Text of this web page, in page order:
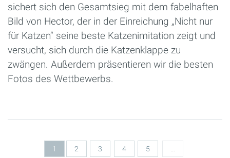
sichert sich den Gesamtsieg mit dem fabelhaften
Bild von Hector, der in der Einreichung „Nicht nur
für Katzen“ seine beste Katzenimitation zeigt und
versucht, sich durch die Katzenklappe zu
zwängen. Außerdem präsentieren wir die besten
Fotos des Wettbewerbs.
1 2 3 4 5